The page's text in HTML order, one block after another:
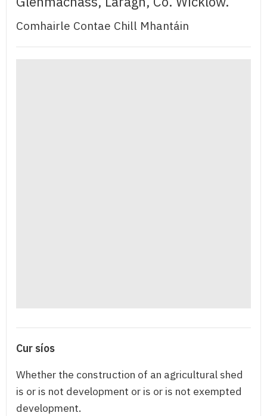
Comhairle Contae Chill Mhantáin
Cur síos
Whether the construction of an agricultural shed
is or is not development or is or is not exempted
development.